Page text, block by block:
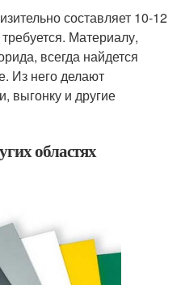
составляет 10-12
Материалу,
всегда найдется
Из него делают
выгонку и другие
областях